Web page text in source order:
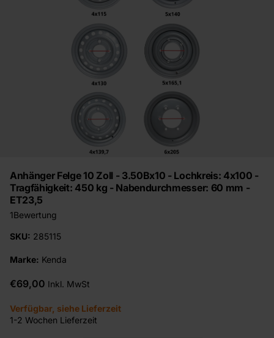
Anhänger Felge 10 Zoll - 3.50Bx10 - Lochkreis: 4x100 -
Tragfähigkeit: 450 kg - Nabendurchmesser: 60 mm -
ET23,5
1Bewertung
SKU: 285115
Marke: Kenda
€69,00 Inkl. MwSt
Verfügbar, siehe Lieferzeit
1-2 Wochen Lieferzeit